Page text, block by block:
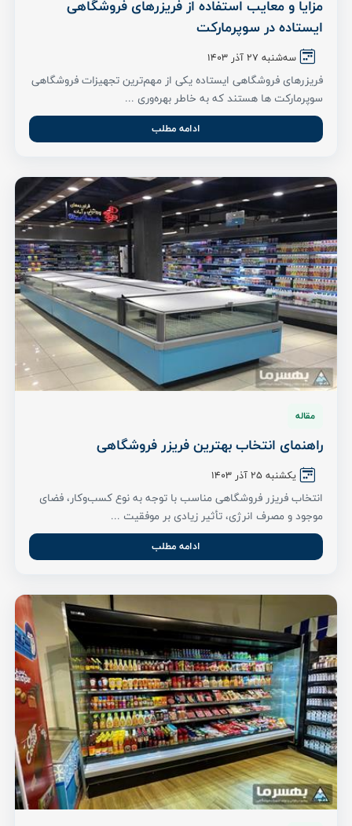
مزایا و معایب استفاده از فریزرهای فروشگاهی
ایستاده در سوپرمارکت
سه‌شنبه ۲7 آذر ۱۴۰۳
فریزرهای فروشگاهی ایستاده یکی از مهم‌ترین تجهیزات فروشگاهی
سوپرمارکت ها هستند که به خاطر بهره‌وری ...
ادامه مطلب
مقاله
راهنمای انتخاب بهترین فریزر فروشگاهی
یکشنبه ۲۵ آذر ۱۴۰۳
انتخاب فریزر فروشگاهی مناسب با توجه به نوع کسب‌وکار، فضای
موجود و مصرف انرژی، تأثیر زیادی بر موفقیت ...
ادامه مطلب